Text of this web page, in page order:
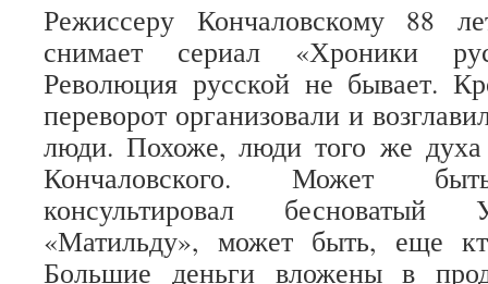
Режиссеру Кончаловскому 88
снимает сериал «Хроники
Революция русской не бывает.
переворот организовали и
люди. Похоже, люди того же духа
Кончаловского. Может
консультировал бесноватый
«Матильду», может быть, еще
Большие деньги вложены в